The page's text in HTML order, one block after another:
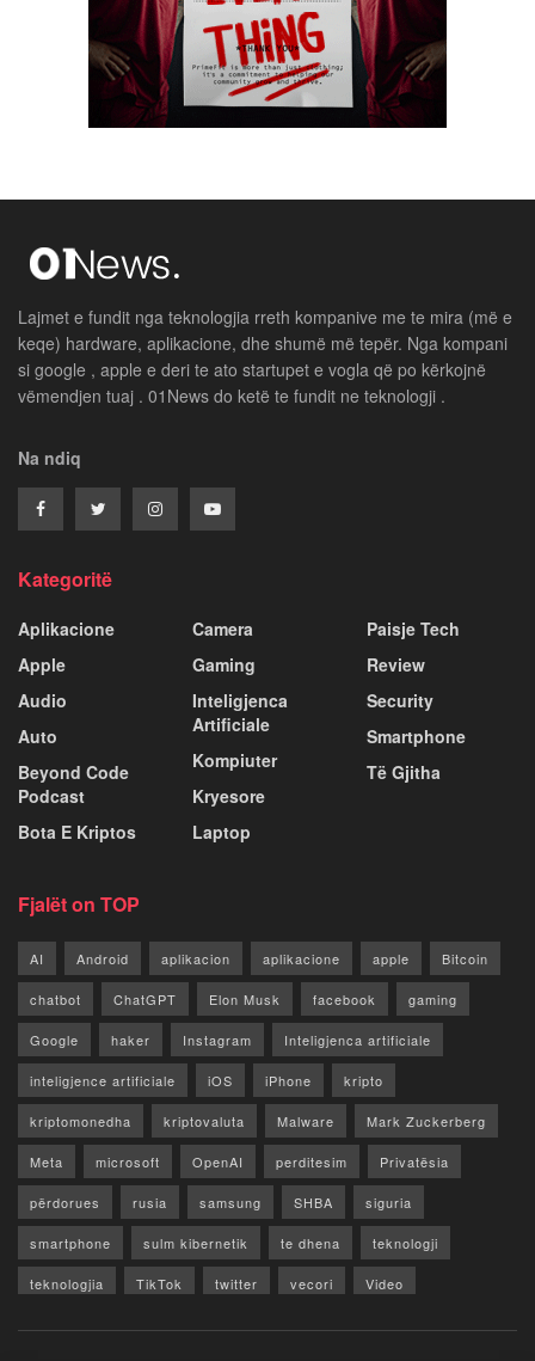
Lajmet e fundit nga teknologjia rreth kompanive me te mira (më e
keqe) hardware, aplikacione, dhe shumë më tepër. Nga kompani
si google , apple e deri te ato startupet e vogla që po kërkojnë
vëmendjen tuaj . 01News do ketë te fundit ne teknologji .
Na ndiq
Kategoritë
Aplikacione
Apple
Audio
Auto
Beyond Code
Podcast
Bota E Kriptos
Camera
Gaming
Inteligjenca
Artificiale
Kompiuter
Kryesore
Laptop
Paisje Tech
Review
Security
Smartphone
Të Gjitha
Fjalët on TOP
AI Android aplikacion aplikacione apple Bitcoin
chatbot ChatGPT Elon Musk facebook gaming
Google haker Instagram Inteligjenca artificiale
inteligjence artificiale iOS iPhone kripto
kriptomonedha kriptovaluta Malware Mark Zuckerberg
Meta microsoft OpenAI perditesim Privatësia
përdorues rusia samsung SHBA siguria
smartphone sulm kibernetik te dhena teknologji
teknologjia TikTok twitter vecori Video